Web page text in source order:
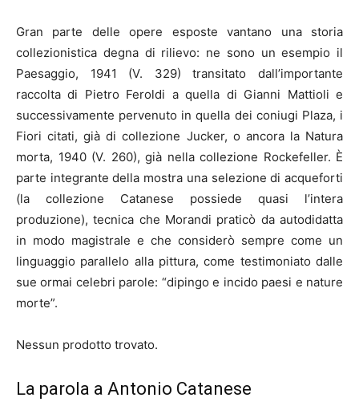
Gran parte delle opere esposte vantano una storia
collezionistica degna di rilievo: ne sono un esempio il
Paesaggio, 1941 (V. 329) transitato dall’importante
raccolta di Pietro Feroldi a quella di Gianni Mattioli e
successivamente pervenuto in quella dei coniugi Plaza, i
Fiori citati, già di collezione Jucker, o ancora la Natura
morta, 1940 (V. 260), già nella collezione Rockefeller. È
parte integrante della mostra una selezione di acqueforti
(la collezione Catanese possiede quasi l’intera
produzione), tecnica che Morandi praticò da autodidatta
in modo magistrale e che considerò sempre come un
linguaggio parallelo alla pittura, come testimoniato dalle
sue ormai celebri parole: “dipingo e incido paesi e nature
morte”.
Nessun prodotto trovato.
La parola a Antonio Catanese